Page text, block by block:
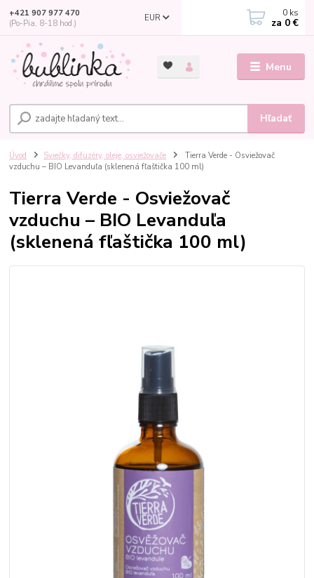
Menu
EUR
Hľadať
+421 907 977 470
(Po-Pia, 8-18 hod.)
0 ks
za 0 €
Úvod Sviečky, difuzéry, oleje, osviežovače
Tierra Verde - Osviežovač
vzduchu – BIO Levanduľa (sklenená fľaštička 100 ml)
Tierra Verde - Osviežovač
vzduchu – BIO Levanduľa
(sklenená fľaštička 100 ml)